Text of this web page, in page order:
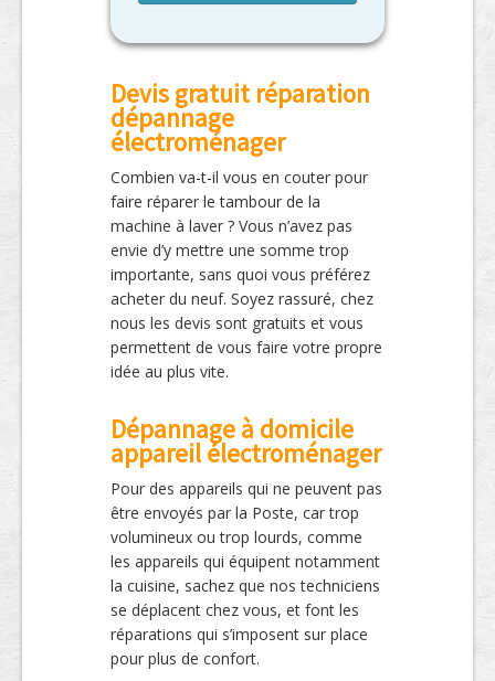
Devis gratuit réparation
dépannage
électroménager
Combien va-t-il vous en couter pour
faire réparer le tambour de la
machine à laver ? Vous n’avez pas
envie d’y mettre une somme trop
importante, sans quoi vous préférez
acheter du neuf. Soyez rassuré, chez
nous les devis sont gratuits et vous
permettent de vous faire votre propre
idée au plus vite.
Dépannage à domicile
appareil électroménager
Pour des appareils qui ne peuvent pas
être envoyés par la Poste, car trop
volumineux ou trop lourds, comme
les appareils qui équipent notamment
la cuisine, sachez que nos techniciens
se déplacent chez vous, et font les
réparations qui s’imposent sur place
pour plus de confort.